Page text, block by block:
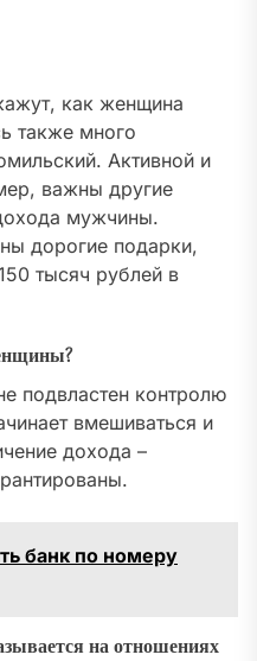
как женщина
также много
Активной и
важны другие
мужчины.
дорогие подарки,
тысяч рублей в
подвластен контролю
вмешиваться и
дохода –
банк по номеру
на отношениях